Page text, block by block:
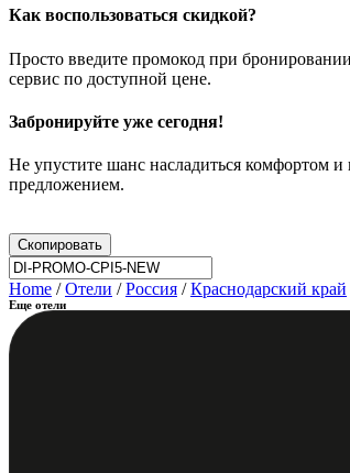
Как воспользоваться скидкой?
Просто введите промокод при
сервис по доступной цене.
Забронируйте уже сегодня!
Не упустите шанс насладиться комфортом
предложением.
Скопировать
Home /Отели /Россия /Краснодарский край
Еще отели